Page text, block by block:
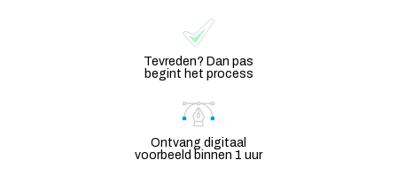
Tevreden? Dan pas
begint het process
Ontvang digitaal
voorbeeld binnen 1 uur